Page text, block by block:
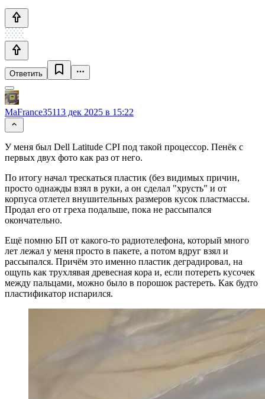
Ответить
MaFrance35113 дек 2025 в 15:22
У меня был Dell Latitude CPI под такой процессор. Пенёк с
первых двух фото как раз от него.
По итогу начал трескаться пластик (без видимых причин,
просто однажды взял в руки, а он сделал "хрусть" и от
корпуса отлетел внушительных размеров кусок пластмассы.
Продал его от греха подальше, пока не рассыпался
окончательно.
Ещё помню БП от какого-то радиотелефона, который много
лет лежал у меня просто в пакете, а потом вдруг взял и
рассыпался. Причём это именно пластик деградировал, на
ощупь как трухлявая древесная кора и, если потереть кусочек
между пальцами, можно было в порошок растереть. Как будто
пластификатор испарился.